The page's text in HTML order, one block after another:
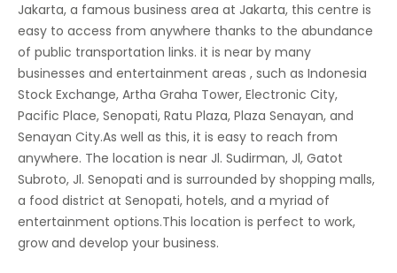
Restoran Makan Siang di Tempat
Parkir
Akses internet berkecepatan tinggi
Kontrol suhu
Penyimpanan Sepeda
Jakarta, a famous business area at Jakarta, this centre is
easy to access from anywhere thanks to the abundance
of public transportation links. it is near by many
businesses and entertainment areas , such as Indonesia
Stock Exchange, Artha Graha Tower, Electronic City,
Pacific Place, Senopati, Ratu Plaza, Plaza Senayan, and
Senayan City.As well as this, it is easy to reach from
anywhere. The location is near Jl. Sudirman, Jl, Gatot
Subroto, Jl. Senopati and is surrounded by shopping malls,
a food district at Senopati, hotels, and a myriad of
entertainment options.This location is perfect to work,
grow and develop your business.